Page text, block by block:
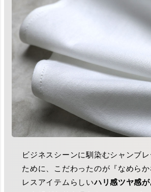
ビジネスシーンに馴染むシャンブ
ために、こだわったのが『なめら
レスアイテムらしいハリ感ツヤ感